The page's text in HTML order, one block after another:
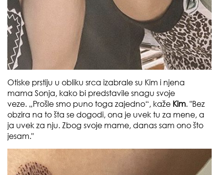
Otiske prstiju u obliku srca izabrale su Kim i njena
mama Sonja, kako bi predstavile snagu svoje
veze. „Prošle smo puno toga zajedno“, kaže Kim. "Bez
obzira na to šta se dogodi, ona je uvek tu za mene, a
ja uvek za nju. Zbog svoje mame, danas sam ono što
jesam."